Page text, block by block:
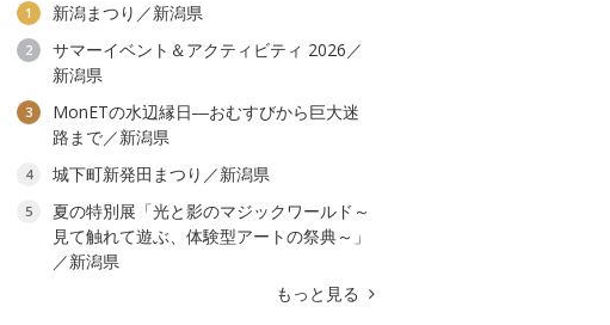
1 新潟まつり／新潟県
2
サマーイベント＆アクティビティ 2026／
新潟県
3
MonETの水辺縁日―おむすびから巨大迷
路まで／新潟県
4 城下町新発田まつり／新潟県
5
夏の特別展「光と影のマジックワールド～
見て触れて遊ぶ、体験型アートの祭典～」
／新潟県
もっと見る